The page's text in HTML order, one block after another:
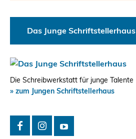
Das Junge Schriftstellerhaus
Die Schreibwerkstatt für junge Talente
» zum Jungen Schriftstellerhaus